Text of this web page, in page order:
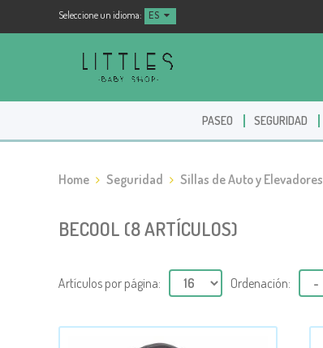
Seleccione un idioma: ES
PASEO SEGURIDAD
Home Seguridad Sillas de Auto y Elevadores
BECOOL (8 ARTÍCULOS)
Artículos por página: Ordenación: